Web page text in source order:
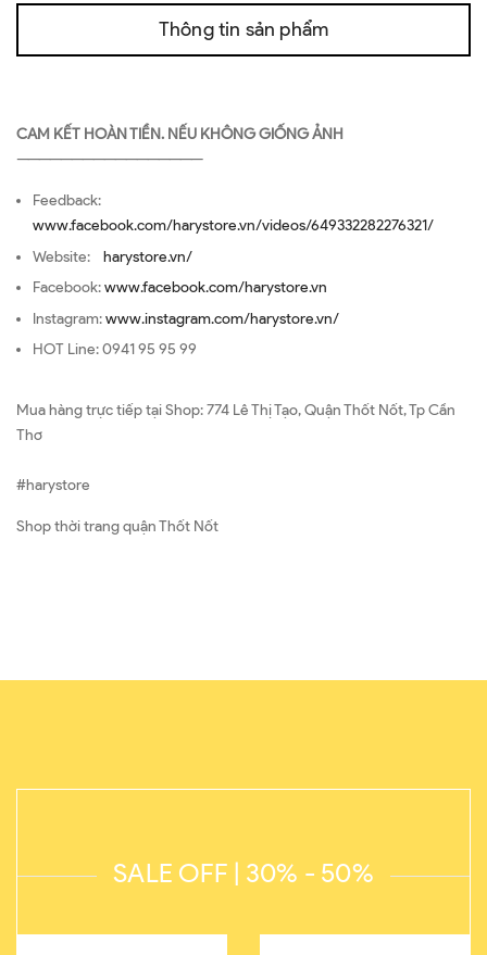
Thông tin sản phẩm
CAM KẾT HOÀN TIỀN. NẾU KHÔNG GIỐNG ẢNH
—————————————————
Feedback:
www.facebook.com/harystore.vn/videos/649332282276321/
Website: harystore.vn/
Facebook:www.facebook.com/harystore.vn
Instagram:www.instagram.com/harystore.vn/
HOT Line: 0941 95 95 99
Mua hàng trực tiếp tại Shop: 774 Lê Thị Tạo, Quận Thốt Nốt, Tp Cần
Thơ
#harystore
Shop thời trang quận Thốt Nốt
SALE OFF | 30% - 50%